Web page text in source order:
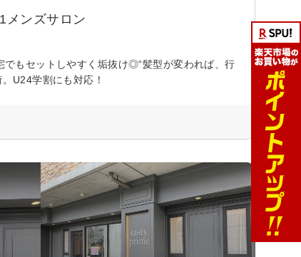
メンズサロン
でもセットしやすく垢抜け◎“髪型が変われば、行
U24学割にも対応！